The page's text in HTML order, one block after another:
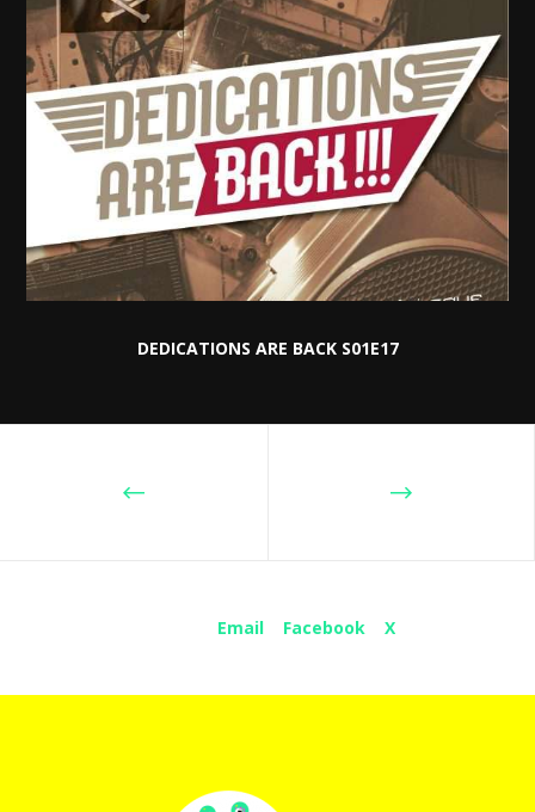
DEDICATIONS ARE BACK S01E17
Email Facebook X